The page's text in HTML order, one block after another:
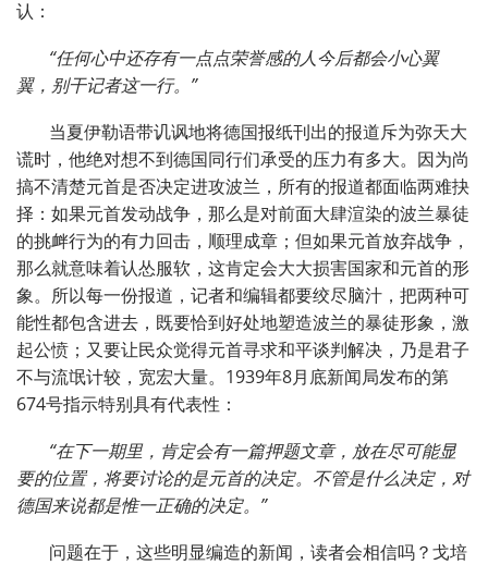
认：
“任何心中还存有一点点荣誉感的人今后都会小心翼
翼，别干记者这一行。”
当夏伊勒语带讥讽地将德国报纸刊出的报道斥为弥天大
谎时，他绝对想不到德国同行们承受的压力有多大。因为尚
搞不清楚元首是否决定进攻波兰，所有的报道都面临两难抉
择：如果元首发动战争，那么是对前面大肆渲染的波兰暴徒
的挑衅行为的有力回击，顺理成章；但如果元首放弃战争，
那么就意味着认怂服软，这肯定会大大损害国家和元首的形
象。所以每一份报道，记者和编辑都要绞尽脑汁，把两种可
能性都包含进去，既要恰到好处地塑造波兰的暴徒形象，激
起公愤；又要让民众觉得元首寻求和平谈判解决，乃是君子
不与流氓计较，宽宏大量。1939年8月底新闻局发布的第
674号指示特别具有代表性：
“在下一期里，肯定会有一篇押题文章，放在尽可能显
要的位置，将要讨论的是元首的决定。不管是什么决定，对
德国来说都是惟一正确的决定。”
问题在于，这些明显编造的新闻，读者会相信吗？戈培